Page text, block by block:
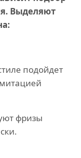
Выделяют
подойдет
фризы